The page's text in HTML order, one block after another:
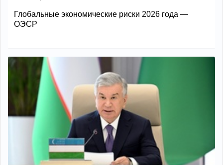
Глобальные экономические риски 2026 года —
ОЭСР